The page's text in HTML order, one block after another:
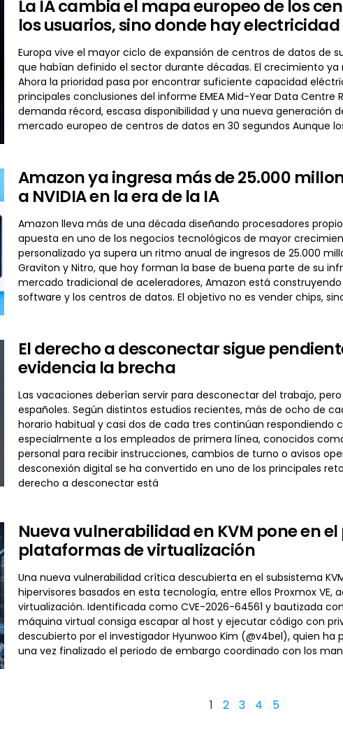
La IA cambia el mapa europeo de los
los usuarios, sino donde hay electricidad
Europa vive el mayor ciclo de expansión de centros de datos de
que habían definido el sector durante décadas. El crecimiento
Ahora la prioridad pasa por encontrar suficiente capacidad
principales conclusiones del informe EMEA Mid-Year Data
demanda récord, escasa disponibilidad y una nueva generación
mercado europeo de centros de datos en 30 segundos Aunque
Amazon ya ingresa más de 25.000
a NVIDIA en la era de la IA
Amazon lleva más de una década diseñando procesadores
apuesta en uno de los negocios tecnológicos de mayor
personalizado ya supera un ritmo anual de ingresos de 25.000
Graviton y Nitro, que hoy forman la base de buena parte de su
mercado tradicional de aceleradores, Amazon está
software y los centros de datos. El objetivo no es vender chips,
El derecho a desconectar sigue
evidencia la brecha
Las vacaciones deberían servir para desconectar del trabajo,
españoles. Según distintos estudios recientes, más de ocho de
horario habitual y casi dos de cada tres continúan
especialmente a los empleados de primera línea, conocidos
personal para recibir instrucciones, cambios de turno o avisos
desconexión digital se ha convertido en uno de los principales
derecho a desconectar está
Nueva vulnerabilidad en KVM pone en
plataformas de virtualización
Una nueva vulnerabilidad crítica descubierta en el subsistema
hipervisores basados en esta tecnología, entre ellos Proxmox
virtualización. Identificada como CVE-2026-64561 y bautizada
máquina virtual consiga escapar al host y ejecutar código con
descubierto por el investigador Hyunwoo Kim (@v4bel), quien
una vez finalizado el periodo de embargo coordinado con los
1 2 3 4 5